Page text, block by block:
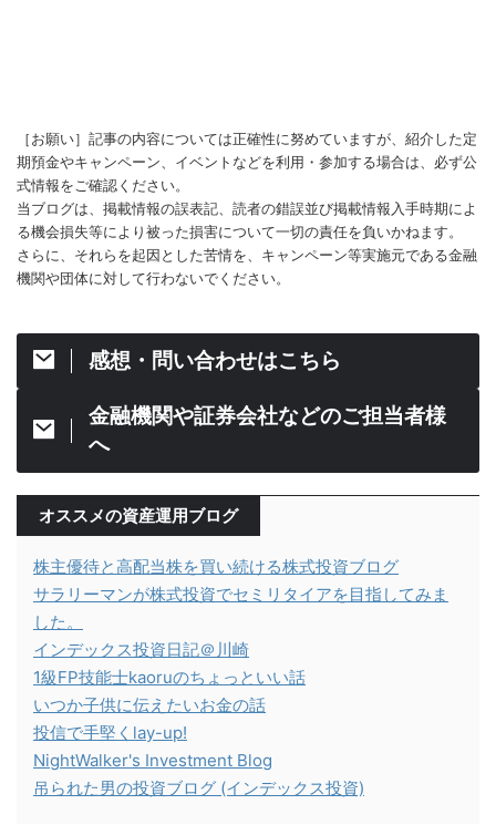
［お願い］記事の内容については正確性に努めていますが、紹介した定
期預金やキャンペーン、イベントなどを利用・参加する場合は、必ず公
式情報をご確認ください。
当ブログは、掲載情報の誤表記、読者の錯誤並び掲載情報入手時期によ
る機会損失等により被った損害について一切の責任を負いかねます。
さらに、それらを起因とした苦情を、キャンペーン等実施元である金融
機関や団体に対して行わないでください。
感想・問い合わせはこちら
金融機関や証券会社などのご担当者様
へ
オススメの資産運用ブログ
株主優待と高配当株を買い続ける株式投資ブログ
サラリーマンが株式投資でセミリタイアを目指してみま
した。
インデックス投資日記＠川崎
1級FP技能士kaoruのちょっといい話
いつか子供に伝えたいお金の話
投信で手堅くlay-up!
NightWalker's Investment Blog
吊られた男の投資ブログ (インデックス投資)